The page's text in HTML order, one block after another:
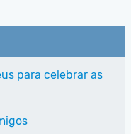
para celebrar as